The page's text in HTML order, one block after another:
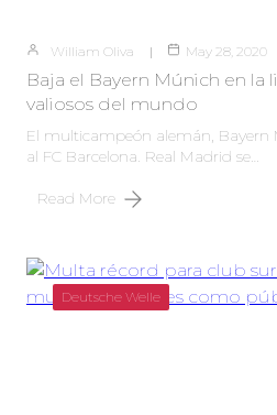
William Oliva May 28, 2020
Baja el Bayern Múnich en la
valiosos del mundo
El multicampeón alemán, Bayern
al FC Barcelona. Real Madrid se…
Read More
Deutsche Welle